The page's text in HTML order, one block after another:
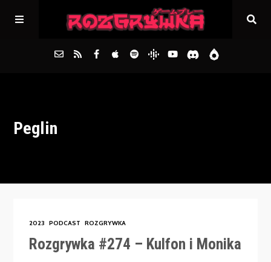
Archiwum
Peglin
2023 PODCAST ROZGRYWKA
Rozgrywka #274 – Kulfon i Monika